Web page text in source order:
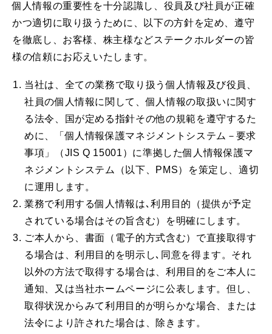
個人情報の重要性を十分認識し、役員及び社員が正確
かつ適切に取り扱うために、以下の方針を定め、遵守
を徹底し、お客様、株主様などステークホルダーの皆
様の信頼にお応えいたします。
当社は、全ての業務で取り扱う個人情報及び役員、
社員の個人情報に関して、個人情報の取扱いに関す
る法令、国が定める指針その他の規範を遵守するた
めに、「個人情報保護マネジメントシステム－要求
事項」（JIS Q 15001）に準拠した個人情報保護マ
ネジメントシステム（以下、PMS）を策定し、適切
に運用します。
業務で利用する個人情報は､利用目的（提供が予定
されている場合はその旨含む）を明確にします。
ご本人から、書面（電子的方式含む）で直接取得す
る場合は、利用目的を明示し､同意を得ます。それ
以外の方法で取得する場合は、利用目的をご本人に
通知、又は当社ホームページに公表します。但し、
取得状況からみて利用目的が明らかな場合、または
法令により許された場合は、除きます。